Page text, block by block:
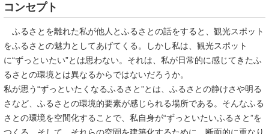
コンセプト
ふるさとを離れた私が他人とふるさとの話をすると、観光スポット
をふるさとの魅力としてあげてくる。しかし私は、観光スポット
に“ずっといたい”とは思わない。それは、私が日常的に感じてきたふ
るさとの環境とは異なるからではないだろうか。
私が思う“ずっといたくなるふるさと”とは、ふるさとの静けさや明る
さなど、ふるさとの環境的要素が感じられる場所である。そんなふる
さとの環境を空間化することで、私自身が“ずっといたいふるさと”を
つくる。そして、それらの空間を建築化するために、断面的に重なり